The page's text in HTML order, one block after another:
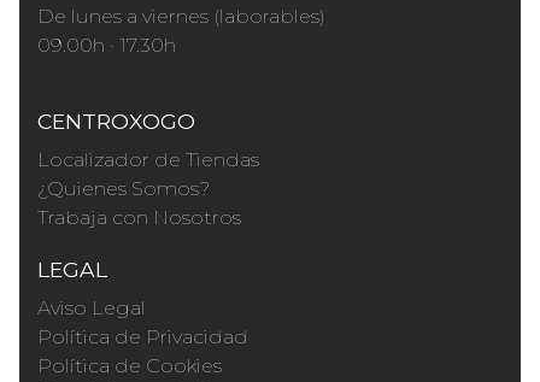
De lunes a viernes (laborables)
09.00h · 17.30h
CENTROXOGO
Localizador de Tiendas
¿Quienes Somos?
Trabaja con Nosotros
LEGAL
Aviso Legal
Política de Privacidad
Política de Cookies